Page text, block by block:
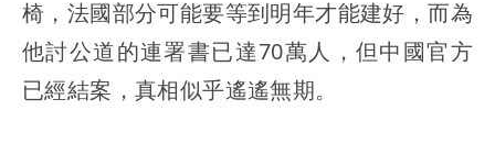
椅，法國部分可能要等到明年才能建好，而為
他討公道的連署書已達70萬人，但中國官方
已經結案，真相似乎遙遙無期。